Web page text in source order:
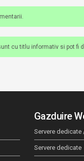
cu titlu informativ si pot fi
Gazduire
Servere dedicate
Servere dedicate